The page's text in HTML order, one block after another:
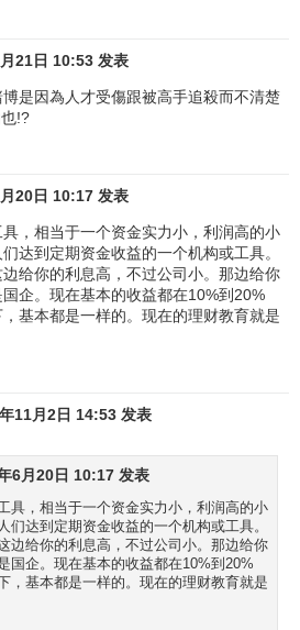
，难以摆脱破产的命运。因此理财
司管理层重视，当好公司的理财参
运营中的重要地位
要求 上市公司
国内大部分企业对现金流量的管理
表的有关信息进行比率分析与趋势
场环境对企业的客观要求。本文就
程的角度上，通过对现金流量管理
较为全面的剖析和探讨，并结合我
应的提高现金流量管理的对策和建
段，其现金流量的特征也都有所不
段经营情况的特征，采取相对应有
才能够保证企业的生存和正常的运
存带来致命的影响。如1975年，美
21日 10:53 发表
是因為人才受傷跟被高手追殺而不清楚
!?
20日 10:17 发表
，相当于一个资金实力小，利润高的小
达到定期资金收益的一个机构或工具。
给你的利息高，不过公司小。那边给你
企。现在基本的收益都在10%到20%
基本都是一样的。现在的理财教育就是
11月2日 14:53 发表
6月20日 10:17 发表
具，相当于一个资金实力小，利润高的小
们达到定期资金收益的一个机构或工具。
边给你的利息高，不过公司小。那边给你
国企。现在基本的收益都在10%到20%
，基本都是一样的。现在的理财教育就是